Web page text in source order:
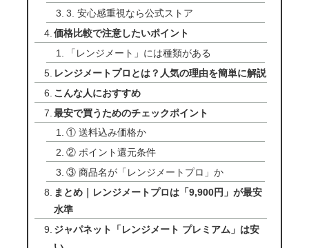
3. 安心感重視なら公式ストア
価格比較で注意したいポイント
「レンジメート」には種類がある
レンジメートプロとは？人気の理由を簡単に解説
こんな人におすすめ
最安で買うためのチェックポイント
① 送料込み価格か
② ポイント還元条件
③ 商品名が「レンジメートプロ」か
まとめ｜レンジメートプロは「9,900円」が最安
水準
ジャパネット「レンジメート プレミアム」は安